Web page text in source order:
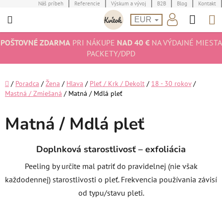
na
Náš príbeh Referencie Výskum a vývoj B2B Blog Kontakt
EUR
POŠTOVNÉ ZDARMAPRI NÁKUPE NAD 40 €NA VÝDAJNÉ MIESTA
PACKETY/DPD
Domov
/ Poradca / Žena / Hlava / Pleť / Krk / Dekolt / 18 - 30 rokov /
Mastná / Zmiešaná / Matná / Mdlá pleť
Matná / Mdlá pleť
Doplnková starostlivosť – exfoliácia
Peeling by určite mal patriť do pravidelnej (nie však
každodennej) starostlivosti o pleť. Frekvencia používania závisí
od typu/stavu pleti.